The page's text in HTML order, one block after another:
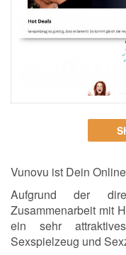
Vunovu ist Dein
Aufgrund der
Zusammenarbeit mit
ein sehr
Sexspielzeug und